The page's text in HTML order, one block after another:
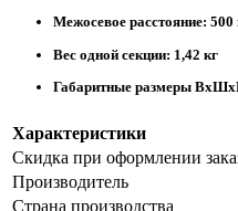
Межосевое расстояние:
Вес одной секции: 1,42 кг
Габаритные размеры
Характеристики
Скидка при оформлении
Производитель
Страна производства